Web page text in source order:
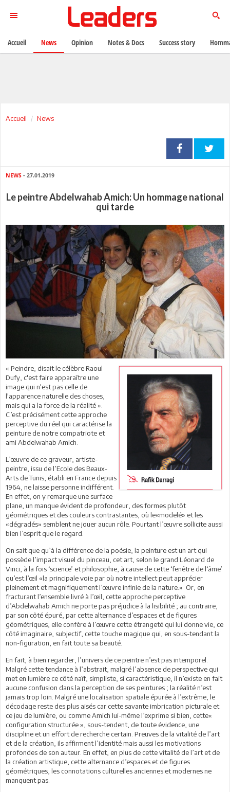
Accueil News
NEWS - 27.01.2019
Le peintre Abdelwahab Amich: Un hommage national
qui tarde
« Peindre, disait le célèbre Raoul
Dufy, c'est faire apparaître une
image qui n'est pas celle de
l'apparence naturelle des choses,
mais qui a la force de la réalité ».
C’est précisément cette approche
perceptive du réel qui caractérise la
peinture de notre compatriote et
ami Abdelwahab Amich.
L’œuvre de ce graveur, artiste-
peintre, issu de l’Ecole des Beaux-
Arts de Tunis, établi en France depuis
1964, ne laisse personne indifférent.
En effet, on y remarque une surface
plane, un manque évident de profondeur, des formes plutôt
géométriques et des couleurs contrastantes, où le«modelé» et les
«dégradés» semblent ne jouer aucun rôle. Pourtant l’œuvre sollicite aussi
bien l’esprit que le regard.
On sait que qu’à la différence de la poésie, la peinture est un art qui
possède l’impact visuel du pinceau, cet art, selon le grand Léonard de
Vinci, à la fois ‘science’ et philosophie, à cause de cette ‘fenêtre de l‘âme’
qu’est l’œil «la principale voie par où notre intellect peut apprécier
pleinement et magnifiquement l’œuvre infinie de la nature.» Or, en
fracturant l’ensemble livré à l’œil, cette approche perceptive
d’Abdelwahab Amich ne porte pas préjudice à la lisibilité ; au contraire,
par son côté épuré, par cette alternance d’espaces et de figures
géométriques, elle confère à l’œuvre cette étrangeté qui lui donne vie, ce
côté imaginaire, subjectif, cette touche magique qui, en sous-tendant la
non-figuration, en fait toute sa beauté.
En fait, à bien regarder, l’univers de ce peintre n’est pas intemporel.
Malgré cette tendance à l’abstrait, malgré l’absence de perspective qui
met en lumière ce côté naïf, simpliste, si caractéristique, il n’existe en fait
aucune confusion dans la perception de ses peintures ; la réalité n’est
jamais trop loin. Malgré une localisation spatiale épurée à l’extrême, le
décodage reste des plus aisés car cette savante imbrication picturale et
ce jeu de lumière, ou comme Amich lui-même l’exprime si bien, cette«
configuration structurée », sous-tendent, de toute évidence, une
discipline et un effort de recherche certain. Preuves de la vitalité de l’art
et de la création, ils affirment l’identité mais aussi les motivations
profondes de son auteur. En effet, en plus de cette vitalité de l’art et de
la création artistique, cette alternance d’espaces et de figures
géométriques, les connotations culturelles anciennes et modernes ne
manquent pas.
Accueil News Opinion Notes & Docs Success story